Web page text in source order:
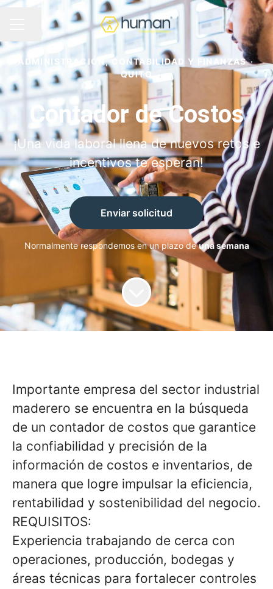
MENÚ DE EMPLEO
Compartir página
ADMINISTRACIÓN, CONTABILIDAD Y FINANZAS ·
QUITO
Contador de Costos
¡Una vida laboral llena de nuevos retos e
incentivos te esperan!
Enviar solicitud
Normalmente respondemos en un plazo deuna semana
Importante empresa del sector industrial
maderero se encuentra en la búsqueda
de un contador de costos que garantice
la confiabilidad y precisión de la
información de costos e inventarios, de
manera que logre impulsar la eficiencia,
rentabilidad y sostenibilidad del negocio.
REQUISITOS:
Experiencia trabajando de cerca con
operaciones, producción, bodegas y
áreas técnicas para fortalecer controles